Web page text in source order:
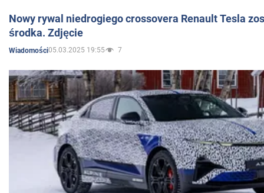
Nowy rywal niedrogiego crossovera Renault Tesla
środka. Zdjęcie
Wiadomości05.03.2025 19:55 7